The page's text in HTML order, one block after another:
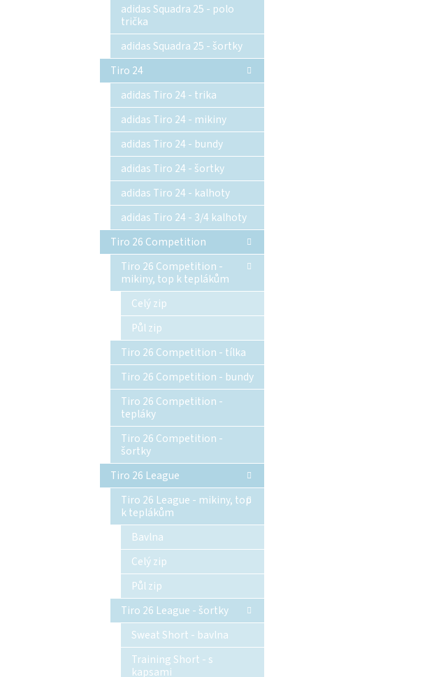
adidas Squadra 25 - polo
trička
adidas Squadra 25 - šortky
Tiro 24
adidas Tiro 24 - trika
adidas Tiro 24 - mikiny
adidas Tiro 24 - bundy
adidas Tiro 24 - šortky
adidas Tiro 24 - kalhoty
adidas Tiro 24 - 3/4 kalhoty
Tiro 26 Competition
Tiro 26 Competition -
mikiny, top k teplákům
Celý zip
Půl zip
Tiro 26 Competition - tílka
Tiro 26 Competition - bundy
Tiro 26 Competition -
tepláky
Tiro 26 Competition -
šortky
Tiro 26 League
Tiro 26 League - mikiny, top
k teplákům
Bavlna
Celý zip
Půl zip
Tiro 26 League - šortky
Sweat Short - bavlna
Training Short - s
kapsami